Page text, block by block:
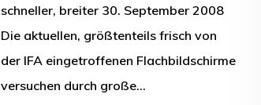
schneller, breiter 30. September 2008
Die aktuellen, größtenteils frisch von
der IFA eingetroffenen Flachbildschirme
versuchen durch große…